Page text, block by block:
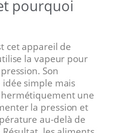
pourquoi
cet appareil de
la vapeur pour
Son
simple mais
une
la pression et
au-delà de